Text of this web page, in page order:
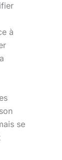
à
se